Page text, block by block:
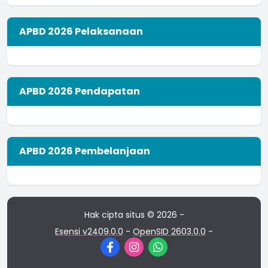
APBD 2026 Pelaksanaan
APBD 2026 Pendapatan
APBD 2026 Pembelanjaan
Hak cipta situs © 2026 -
Esensi v2409.0.0 - OpenSID 2603.0.0 -